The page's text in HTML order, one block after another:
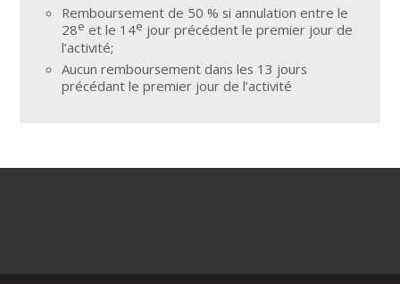
Remboursement de 50 % si annulation entre le
28e et le 14e jour précédent le premier jour de
l’activité;
Aucun remboursement dans les 13 jours
précédant le premier jour de l’activité